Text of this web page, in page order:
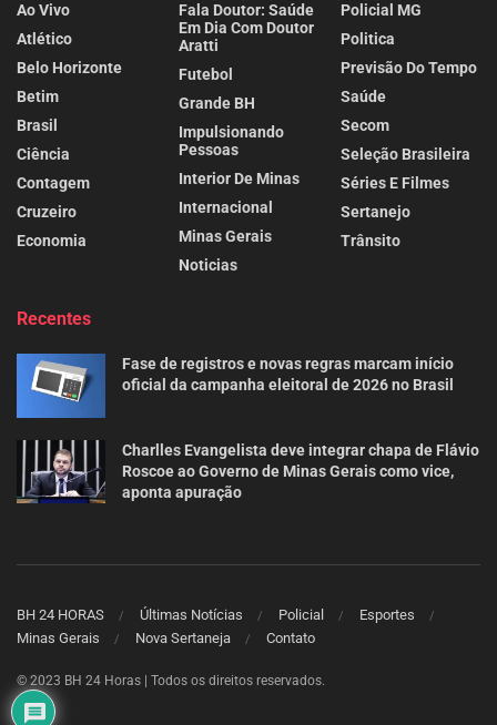
Ao Vivo
Atlético
Belo Horizonte
Betim
Brasil
Ciência
Contagem
Cruzeiro
Economia
Fala Doutor: Saúde
Em Dia Com Doutor
Aratti
Futebol
Grande BH
Impulsionando
Pessoas
Interior De Minas
Internacional
Minas Gerais
Noticias
Policial MG
Politica
Previsão Do Tempo
Saúde
Secom
Seleção Brasileira
Séries E Filmes
Sertanejo
Trânsito
Recentes
Fase de registros e novas regras marcam início
oficial da campanha eleitoral de 2026 no Brasil
Charlles Evangelista deve integrar chapa de Flávio
Roscoe ao Governo de Minas Gerais como vice,
aponta apuração
BH 24 HORAS Últimas Notícias Policial
Esportes
Minas Gerais
Nova Sertaneja Contato
© 2023 BH 24 Horas | Todos os direitos reservados.